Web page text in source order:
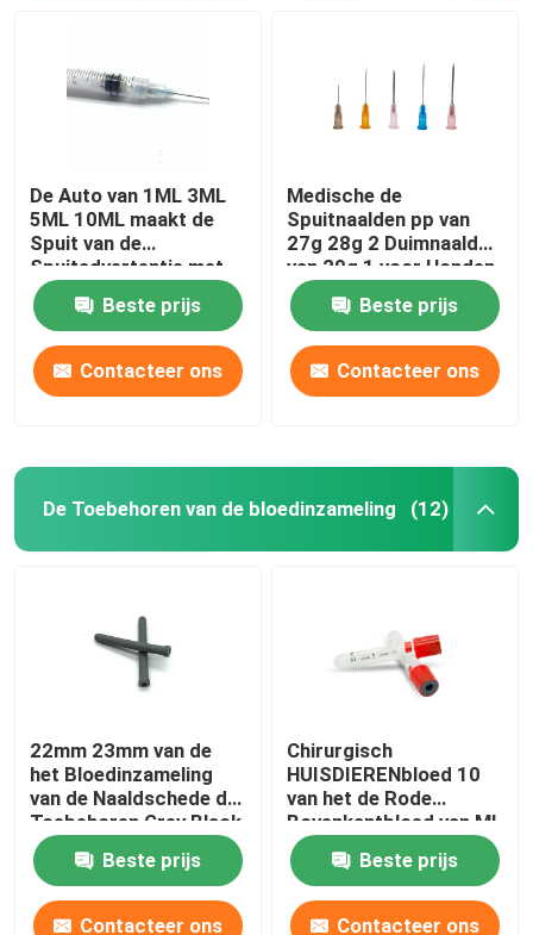
De Auto van 1ML 3ML
5ML 10ML maakt de
Spuit van de
Spuitadvertentie met
Naald onbruikbaar
Beste prijs
Contacteer ons
Medische de
Spuitnaalden pp van
27g 28g 2 Duimnaald
van 29g 1 voor Honden
Beste prijs
Contacteer ons
De Toebehoren van de bloedinzameling (12)
22mm 23mm van de
het Bloedinzameling
van de Naaldschede de
Toebehoren Grey Black
Beste prijs
Contacteer ons
Chirurgisch
HUISDIERENbloed 10
van het de Rode
Bovenkantbloed van Ml
Buizen Blauwe
SinaasappelBeste prijs
Contacteer ons